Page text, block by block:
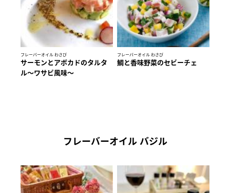
フレーバーオイル わさび
サーモンとアボカドのタルタ
ル〜ワサビ風味〜
フレーバーオイル わさび
鯛と香味野菜のセビーチェ
フレーバーオイル バジル